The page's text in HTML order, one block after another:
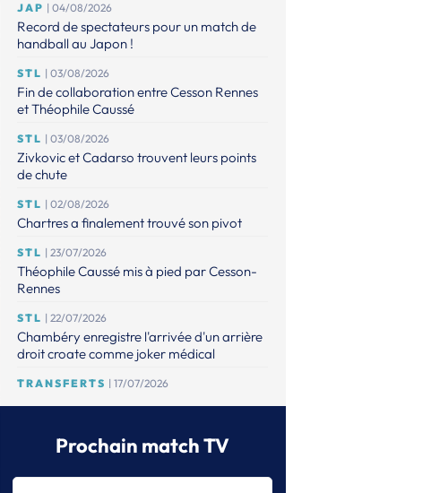
JAP | 04/08/2026
Record de spectateurs pour un match de
handball au Japon !
STL | 03/08/2026
Fin de collaboration entre Cesson Rennes
et Théophile Caussé
STL | 03/08/2026
Zivkovic et Cadarso trouvent leurs points
de chute
STL | 02/08/2026
Chartres a finalement trouvé son pivot
STL | 23/07/2026
Théophile Caussé mis à pied par Cesson-
Rennes
STL | 22/07/2026
Chambéry enregistre l'arrivée d'un arrière
droit croate comme joker médical
TRANSFERTS | 17/07/2026
Le point sur les mises à jour de l'espace
| 16/07/2026
Prochain match TV